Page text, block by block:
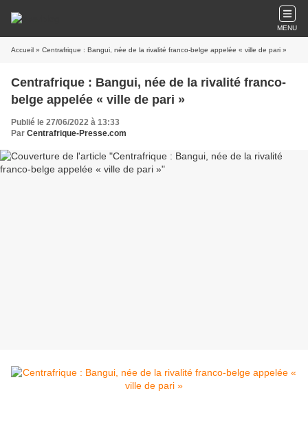
MENU
Accueil » Centrafrique : Bangui, née de la rivalité franco-belge appelée « ville de pari »
Centrafrique : Bangui, née de la rivalité franco-
belge appelée « ville de pari »
Publié le 27/06/2022 à 13:33
Par Centrafrique-Presse.com